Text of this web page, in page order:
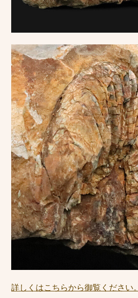
詳しくはこちらから御覧ください。